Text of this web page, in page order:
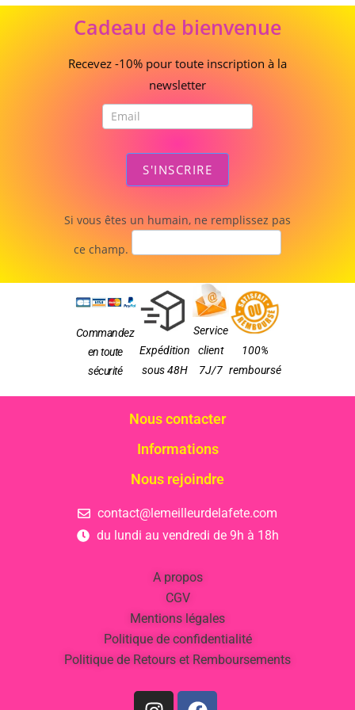
deCadeau de bienvenue
Recevez -10% pour toute inscription à la
newsletter
S'INSCRIRE
Si vous êtes un humain, ne remplissez pas
ce champ.
Commandez
en toute
sécurité
Expédition
sous 48H
Service
client
7J/7
100%
remboursé
Nous contacter
Informations
Nous rejoindre
contact@lemeilleurdelafete.com
du lundi au vendredi de 9h à 18h
A propos
CGV
Mentions légales
Politique de confidentialité
Politique de Retours et Remboursements